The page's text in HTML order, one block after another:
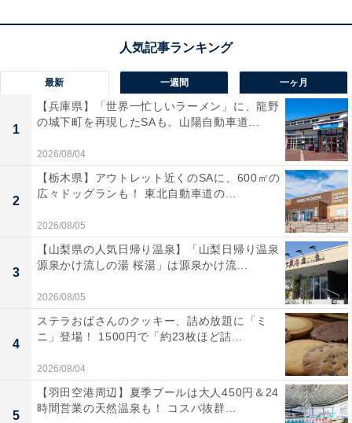
最新 一週間 一ヶ月
1
【兵庫県】「世界一忙しいラーメン」に、龍野
の城下町を再現したSAも。山陽自動車道...
2026/08/04
2
【栃木県】アウトレット近くのSAに、600㎡の
広々ドッグランも！ 東北自動車道の...
2026/08/05
3
【山梨県の人気日帰り温泉】「山梨日帰り温泉
源泉かけ流しの湯 桜湯」は源泉かけ流...
2026/08/05
4
ステラおばさんのクッキー、詰め放題に「ミ
ニ」登場！ 1500円で「約23枚ほど詰...
2026/08/04
5
【羽田空港周辺】夏季プールは大人450円＆24
時間営業の天然温泉も！ コスパ抜群...